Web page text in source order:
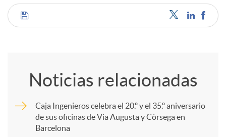
C
Noticias relacionadas
Caja Ingenieros celebra el 20.º y el 35.º aniversario
de sus oficinas de Via Augusta y Còrsega en
Barcelona